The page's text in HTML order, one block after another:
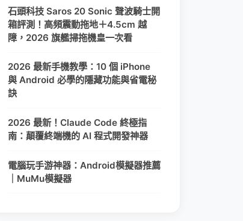
石頭科技 Saros 20 Sonic 聲波騎士開
箱評測！高頻震動拖地＋4.5cm 越
障，2026 旗艦掃拖機皇一次看
2026 最新手機教學：10 個 iPhone
與 Android 必學的隱藏功能與省電秘
訣
2026 最新！Claude Code 終極指
南：顛覆終端機的 AI 程式開發神器
電腦玩手游神器：Android模擬器推薦
｜MuMu模擬器